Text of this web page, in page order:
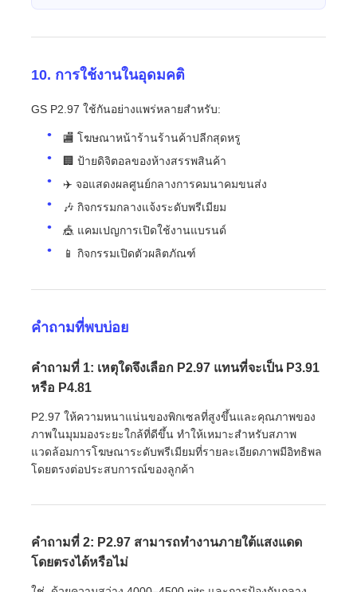
10. การใช้งานในอุดมคติ
GS P2.97 ใช้กันอย่างแพร่หลายสำหรับ:
🏬 โฆษณาหน้าร้านร้านค้าปลีกสุดหรู
🏢 ป้ายดิจิตอลของห้างสรรพสินค้า
✈️ จอแสดงผลศูนย์กลางการคมนาคมขนส่ง
🎶 กิจกรรมกลางแจ้งระดับพรีเมียม
🎪 แคมเปญการเปิดใช้งานแบรนด์
📱 กิจกรรมเปิดตัวผลิตภัณฑ์
คำถามที่พบบ่อย
คำถามที่ 1: เหตุใดจึงเลือก P2.97 แทนที่จะเป็น P3.91
หรือ P4.81
P2.97 ให้ความหนาแน่นของพิกเซลที่สูงขึ้นและคุณภาพของ
ภาพในมุมมองระยะใกล้ที่ดีขึ้น ทำให้เหมาะสำหรับสภาพ
แวดล้อมการโฆษณาระดับพรีเมียมที่รายละเอียดภาพมีอิทธิพล
โดยตรงต่อประสบการณ์ของลูกค้า
คำถามที่ 2: P2.97 สามารถทำงานภายใต้แสงแดด
โดยตรงได้หรือไม่